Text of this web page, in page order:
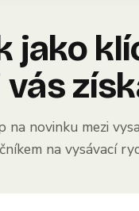
jako
na novinku mezi
na vysávací